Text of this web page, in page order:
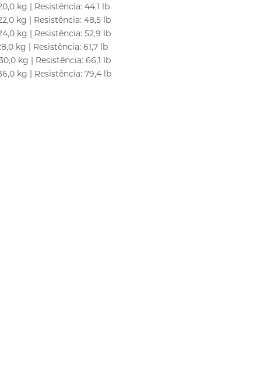
kg | Resistência: 44,1 lb
kg | Resistência: 48,5 lb
kg | Resistência: 52,9 lb
kg | Resistência: 61,7 lb
kg | Resistência: 66,1 lb
kg | Resistência: 79,4 lb